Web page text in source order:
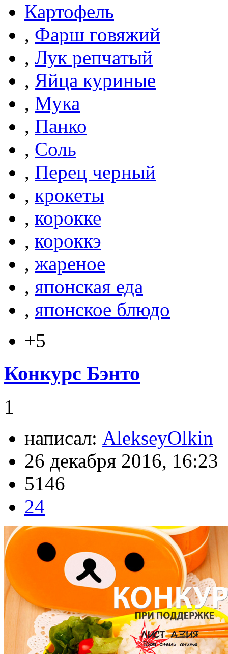
Картофель
, Фарш говяжий
, Лук репчатый
, Яйца куриные
, Мука
, Панко
, Соль
, Перец черный
, крокеты
, корокке
, короккэ
, жареное
, японская еда
, японское блюдо
+5
Конкурс Бэнто
1
написал: AlekseyOlkin
26 декабря 2016, 16:23
5146
24